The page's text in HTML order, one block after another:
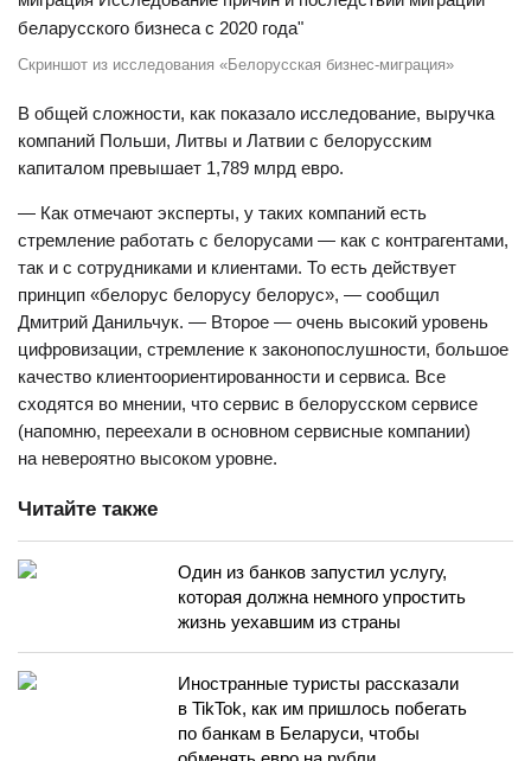
Скриншот из исследования «Белорусская бизнес-миграция»
В общей сложности, как показало исследование, выручка
компаний Польши, Литвы и Латвии с белорусским
капиталом превышает 1,789 млрд евро.
— Как отмечают эксперты, у таких компаний есть
стремление работать с белорусами — как с контрагентами,
так и с сотрудниками и клиентами. То есть действует
принцип «белорус белорусу белорус», — сообщил
Дмитрий Данильчук. — Второе — очень высокий уровень
цифровизации, стремление к законопослушности, большое
качество клиентоориентированности и сервиса. Все
сходятся во мнении, что сервис в белорусском сервисе
(напомню, переехали в основном сервисные компании)
на невероятно высоком уровне.
Читайте также
Один из банков запустил услугу,
которая должна немного упростить
жизнь уехавшим из страны
Иностранные туристы рассказали
в TikTok, как им пришлось побегать
по банкам в Беларуси, чтобы